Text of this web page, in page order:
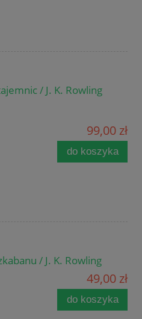
/ J. K. Rowling
99,00 zł
do koszyka
/ J. K. Rowling
49,00 zł
do koszyka